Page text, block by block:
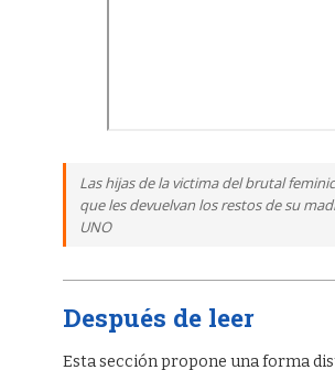
Las hijas de la victima del brutal
que les devuelvan los restos de su
UNO
Después de leer
Esta sección propone una forma